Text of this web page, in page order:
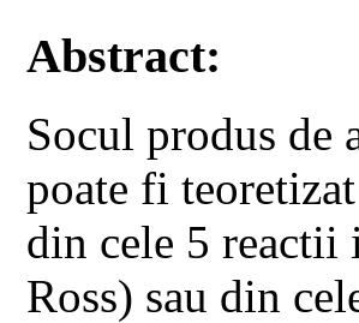
Abstract:
Socul produs
poate fi
din cele 5 reactii
Ross) sau din